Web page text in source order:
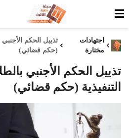
اجتهادات
مختارة
تذييل الحكم الأجنبي
(حكم قضائي)
تذييل الحكم الأجنبي
التنفيذية (حكم قضائي)